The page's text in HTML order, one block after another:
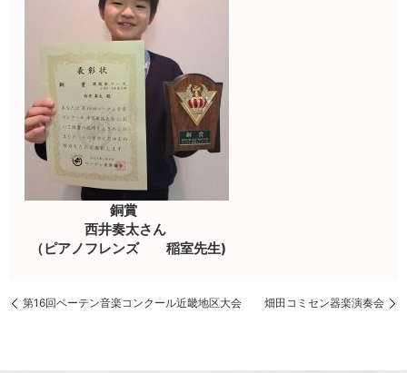
銅賞
西井奏太さん
（ピアノフレンズ 稲室先生)
第16回ベーテン音楽コンクール近畿地区大会 畑田コミセン器楽演奏会